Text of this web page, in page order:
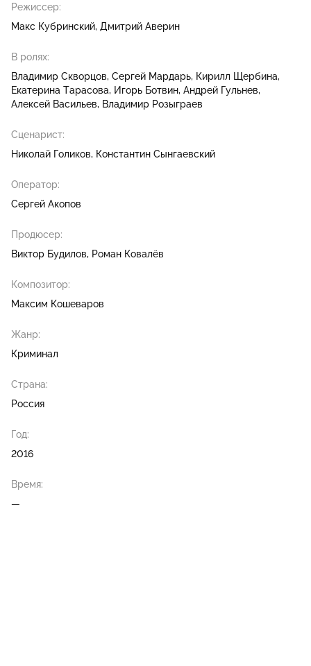
Режиссер:
Макс Кубринский Дмитрий Аверин
В ролях:
Владимир Скворцов Сергей Мардарь Кирилл Щербина
Екатерина Тарасова Игорь Ботвин Андрей Гульнев
Алексей Васильев
Владимир Розыграев
Сценарист:
Николай Голиков
Константин Сынгаевский
Оператор:
Сергей Акопов
Продюсер:
Виктор Будилов
Роман Ковалёв
Композитор:
Максим Кошеваров
Жанр:
Криминал
Страна:
Россия
Год:
2016
Время:
—